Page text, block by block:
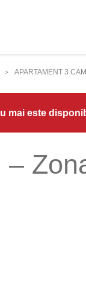
> APARTAMENT 3
mai este